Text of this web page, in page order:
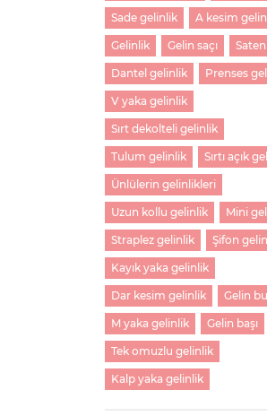
Sade gelinlik A kesim
Gelinlik Gelin saçı
Dantel gelinlik Prenses
V yaka gelinlik
Sırt dekolteli gelinlik
Tulum gelinlik Sırtı açık
Ünlülerin gelinlikleri
Uzun kollu gelinlik Mini
Straplez gelinlik Şifon
Kayık yaka gelinlik
Dar kesim gelinlik Gelin
M yaka gelinlik Gelin başı
Tek omuzlu gelinlik
Kalp yaka gelinlik